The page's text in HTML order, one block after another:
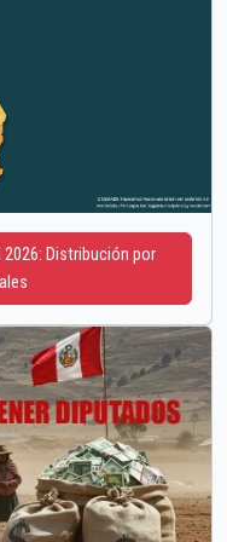
2026: Distribución por